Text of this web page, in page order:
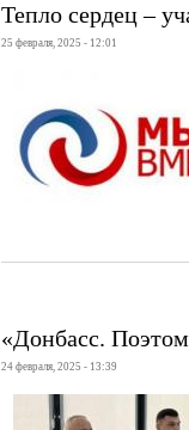
Тепло сердец –
25 февраля, 2025 - 12:01
«Донбасс.
24 февраля, 2025 - 13:39